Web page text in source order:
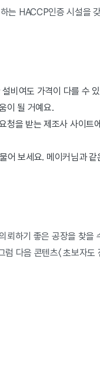
는 HACCP인증 시설을
비여도 가격이 다를 수
이 될 거예요.
청을 받는 제조사 사이트
어 보세요. 메이커님과
뢰하기 좋은 공장을 찾을
다음 콘텐츠〈 초보자